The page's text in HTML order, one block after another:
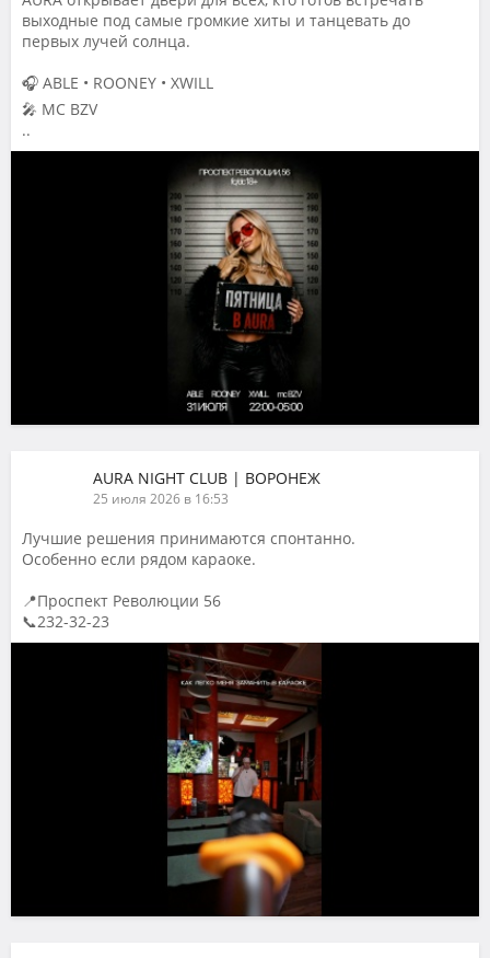
выходные под самые громкие хиты и танцевать до
первых лучей солнца.
🎧 ABLE • ROONEY • XWILL
🎤 MC BZV
..
AURA NIGHT CLUB | ВОРОНЕЖ
25 июля 2026 в 16:53
Лучшие решения принимаются спонтанно.
Особенно если рядом караоке.
📍Проспект Революции 56
📞232-32-23